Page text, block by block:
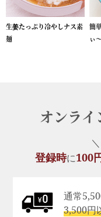
生姜たっぷり冷やしナス素
麺
簡
ぃ
オンラ
登録時に100
通常
3,500円